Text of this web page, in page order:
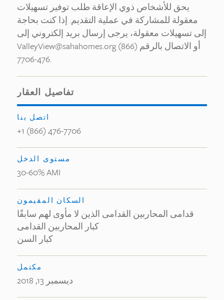
يحق للأشخاص ذوي الإعاقة طلب توفير تسهيلات
معقولة للمشاركة في عملية التقديم. إذا كنت بحاجة
إلى تسهيلات معقولة، يرجى إرسال بريد إلكتروني إلى
ValleyView@sahahomes.org أو الاتصال بالرقم (866)
476-7706.
تفاصيل العقار
اتصل بنا
+1 (866) 476-7706
مستوى الدخل
30-60% AMI
السكان المقيمون
قدامى المحاربين القدامى الذين لا مأوى لهم سابقًا
كبار المحاربين القدامى
كبار السن
مكتمل
ديسمبر 13, 2018